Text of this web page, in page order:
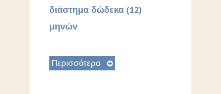
διάστημα δώδεκα (12)
μηνών
Περισσότερα